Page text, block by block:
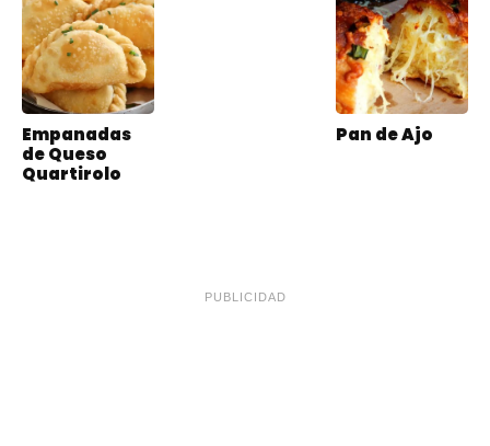
Empanadas
de Queso
Quartirolo
Pan de Ajo
PUBLICIDAD